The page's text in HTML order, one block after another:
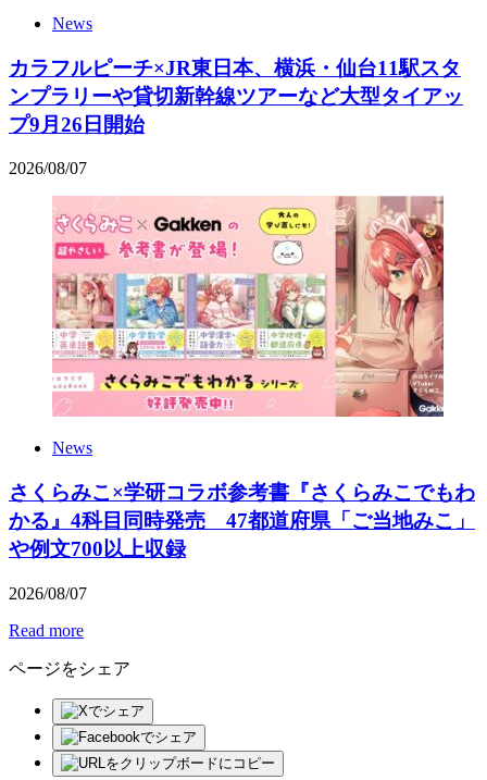
News
カラフルピーチ×JR東日本、横浜・仙台11駅スタ
ンプラリーや貸切新幹線ツアーなど大型タイアッ
プ9月26日開始
2026/08/07
News
さくらみこ×学研コラボ参考書『さくらみこでもわ
かる』4科目同時発売 47都道府県「ご当地みこ」
や例文700以上収録
2026/08/07
Read more
ページをシェア